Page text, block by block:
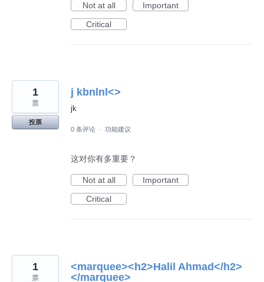
Not at all
Important
Critical
j kbnlnl<>
jk
1
票
投票
0 条评论 · 功能建议
这对你有多重要？
Not at all
Important
Critical
<marquee><h2>Halil Ahmad</h2>
</marquee>
1
票